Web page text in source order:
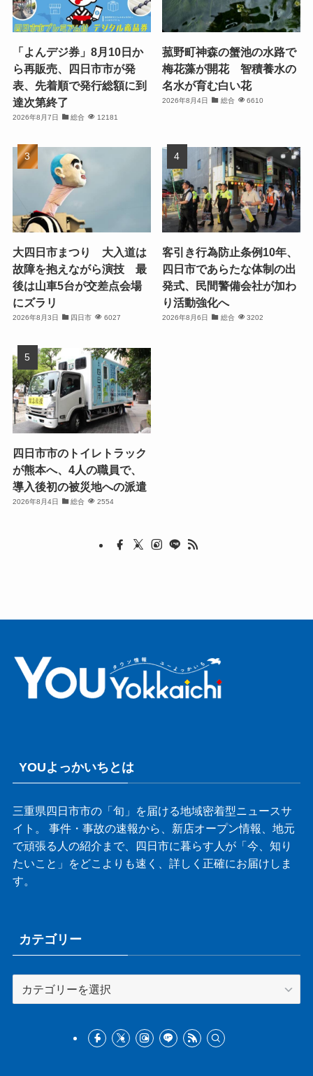
「よんデジ券」8月10日か
ら再販売、四日市市が発
表、先着順で発行総額に到
達次第終了
2026年8月7日 総合 12181
菰野町神森の蟹池の水路で
梅花藻が開花 智積養水の
名水が育む白い花
2026年8月4日 総合 6610
大四日市まつり 大入道は
故障を抱えながら演技 最
後は山車5台が交差点会場
にズラリ
2026年8月3日 四日市 6027
客引き行為防止条例10年、
四日市であらたな体制の出
発式、民間警備会社が加わ
り活動強化へ
2026年8月6日 総合 3202
四日市市のトイレトラック
が熊本へ、4人の職員で、
導入後初の被災地への派遣
2026年8月4日 総合 2554
YOUよっかいちとは
三重県四日市市の「旬」を届ける地域密着型ニュースサ
イト。 事件・事故の速報から、新店オープン情報、地元
で頑張る人の紹介まで、四日市に暮らす人が「今、知り
たいこと」をどこよりも速く、詳しく正確にお届けしま
す。
カテゴリー
テ